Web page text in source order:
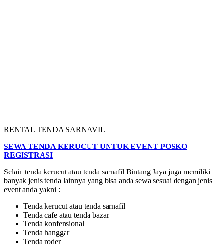
RENTAL TENDA SARNAVIL
SEWA TENDA KERUCUT UNTUK EVENT POSKO
REGISTRASI
Selain tenda kerucut atau tenda sarnafil Bintang Jaya juga memiliki
banyak jenis tenda lainnya yang bisa anda sewa sesuai dengan jenis
event anda yakni :
Tenda kerucut atau tenda sarnafil
Tenda cafe atau tenda bazar
Tenda konfensional
Tenda hanggar
Tenda roder